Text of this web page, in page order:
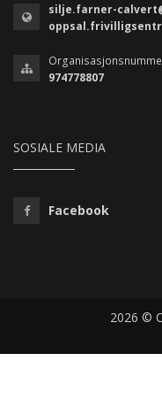
silje.farner-
974778807
SOSIALE MEDIA
Facebook
2026 ©